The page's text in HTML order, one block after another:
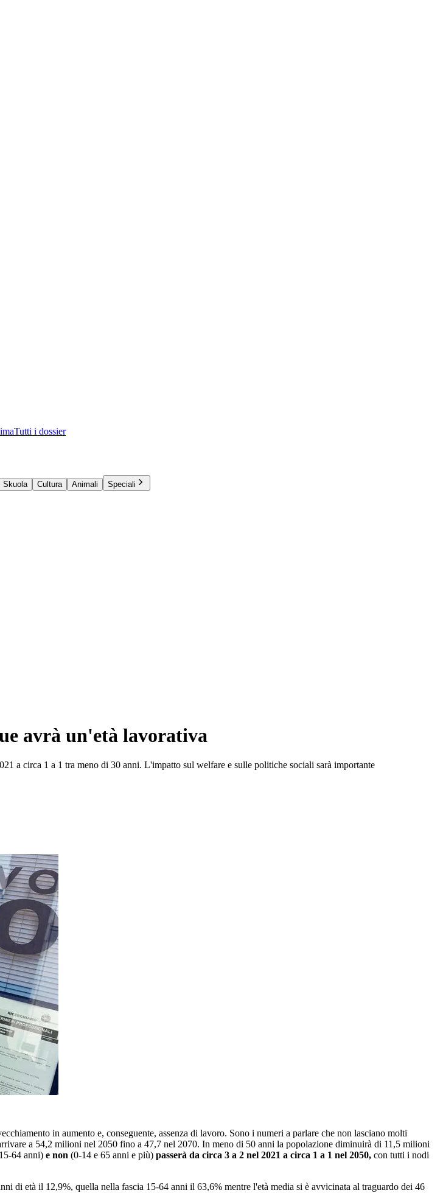
Tutti i dossier
Skuola Cultura Animali
Speciali
avrà un'età lavorativa
a circa 1 a 1 tra meno di 30 anni. L'impatto sul welfare e sulle politiche sociali sarà importante
in aumento e, conseguente, assenza di lavoro. Sono i numeri a parlare che non lasciano molti
a 54,2 milioni nel 2050 fino a 47,7 nel 2070. In meno di 50 anni la popolazione diminuirà di 11,5 milioni
64 anni) e non (0-14 e 65 anni e più) passerà da circa 3 a 2 nel 2021 a circa 1 a 1 nel 2050, con tutti i nodi
di età il 12,9%, quella nella fascia 15-64 anni il 63,6% mentre l'età media si è avvicinata al traguardo dei 46